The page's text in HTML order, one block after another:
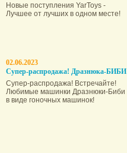
Новые поступления YarToys -
Лучшее от лучших в одном месте!
02.06.2023
Супер-распродажа! Дразнюка-БИБИ
Супер-распродажа! Встречайте!
Любимые машинки Дразнюки-Биби
в виде гоночных машинок!